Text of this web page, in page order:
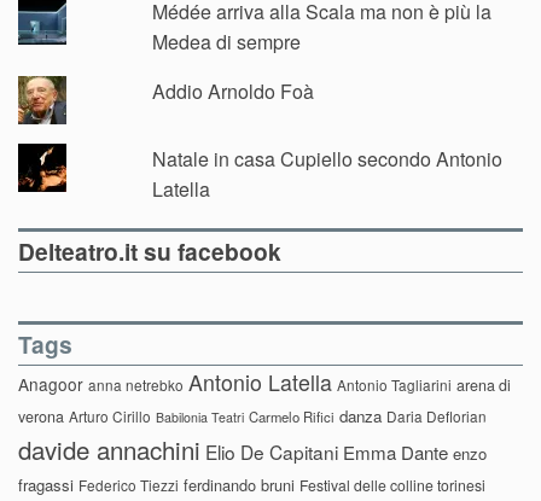
Médée arriva alla Scala ma non è più la
Medea di sempre
Addio Arnoldo Foà
Natale in casa Cupiello secondo Antonio
Latella
Delteatro.it su facebook
Tags
Anagoor anna netrebko Antonio Latella Antonio Tagliarini arena di
verona Arturo Cirillo Babilonia Teatri Carmelo Rifici danza Daria Deflorian
davide annachini Elio De Capitani Emma Dante enzo
fragassi Federico Tiezzi ferdinando bruni Festival delle colline torinesi